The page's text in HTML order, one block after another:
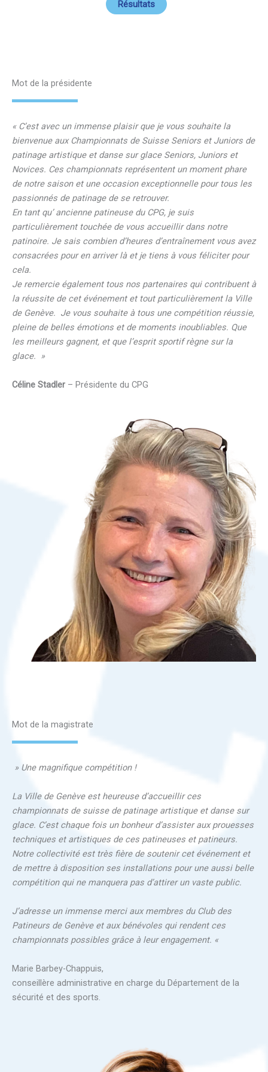
Résultats
Mot de la présidente
« C’est avec un immense plaisir que je vous souhaite la
bienvenue aux Championnats de Suisse Seniors et Juniors de
patinage artistique et danse sur glace Seniors, Juniors et
Novices. Ces championnats représentent un moment phare
de notre saison et une occasion exceptionnelle pour tous les
passionnés de patinage de se retrouver.
En tant qu’ ancienne patineuse du CPG, je suis
particulièrement touchée de vous accueillir dans notre
patinoire. Je sais combien d’heures d’entraînement vous avez
consacrées pour en arriver là et je tiens à vous féliciter pour
cela.
Je remercie également tous nos partenaires qui contribuent à
la réussite de cet événement et tout particulièrement la Ville
de Genève. Je vous souhaite à tous une compétition réussie,
pleine de belles émotions et de moments inoubliables. Que
les meilleurs gagnent, et que l’esprit sportif règne sur la
glace. »
Céline Stadler – Présidente du CPG
Mot de la magistrate
» Une magnifique compétition !
La Ville de Genève est heureuse d’accueillir ces
championnats de suisse de patinage artistique et danse sur
glace. C’est chaque fois un bonheur d’assister aux prouesses
techniques et artistiques de ces patineuses et patineurs.
Notre collectivité est très fière de soutenir cet événement et
de mettre à disposition ses installations pour une aussi belle
compétition qui ne manquera pas d’attirer un vaste public.
J’adresse un immense merci aux membres du Club des
Patineurs de Genève et aux bénévoles qui rendent ces
championnats possibles grâce à leur engagement. «
Marie Barbey-Chappuis,
conseillère administrative en charge du Département de la
sécurité et des sports.